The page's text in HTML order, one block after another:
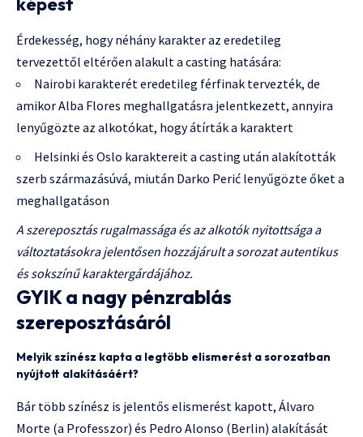
Érdekesség, hogy néhány karakter az eredetileg
tervezettől eltérően alakult a casting hatására:
Nairobi karakterét eredetileg férfinak tervezték, de
amikor Alba Flores meghallgatásra jelentkezett, annyira
lenyűgözte az alkotókat, hogy átírták a karaktert
Helsinki és Oslo karaktereit a casting után alakították
szerb származásúvá, miután Darko Perić lenyűgözte őket a
meghallgatáson
A szereposztás rugalmassága és az alkotók nyitottsága a
változtatásokra jelentősen hozzájárult a sorozat autentikus
és sokszínű karaktergárdájához.
GYIK a nagy pénzrablás
szereposztásáról
Melyik színész kapta a legtöbb elismerést a sorozatban
nyújtott alakításáért?
Bár több színész is jelentős elismerést kapott, Álvaro
Morte (a Professzor) és Pedro Alonso (Berlin) alakítását